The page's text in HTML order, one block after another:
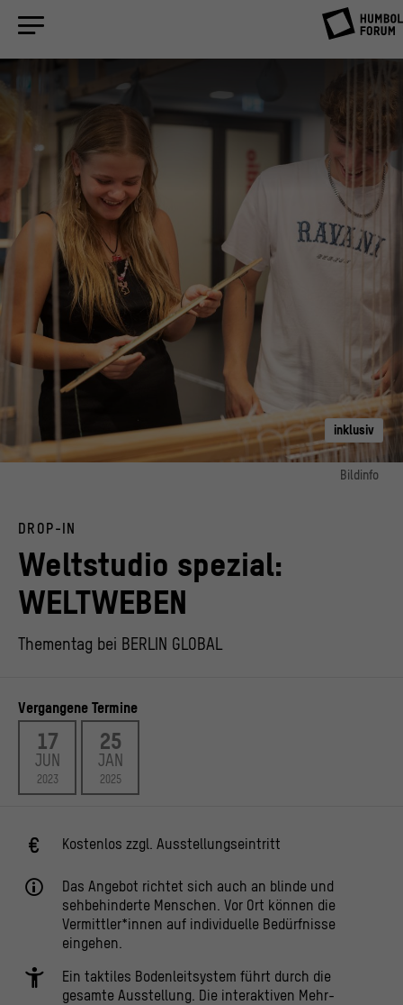
inklusiv
Bildinfo
© Stadtmuseum Berlin, Foto: Phil Dera
DROP-IN
Weltstudio spezial:
WELTWEBEN
Thementag bei BERLIN GLOBAL
Vergangene Termine
17
JUN
2023
25
JAN
2025
Kostenlos zzgl. Ausstellungseintritt
Das Angebot richtet sich auch an blinde und
sehbehinderte Menschen. Vor Ort können die
Vermittler*innen auf individuelle Bedürfnisse
eingehen.
Ein taktiles Bodenleitsystem führt durch die
gesamte Ausstellung. Die interaktiven Mehr-